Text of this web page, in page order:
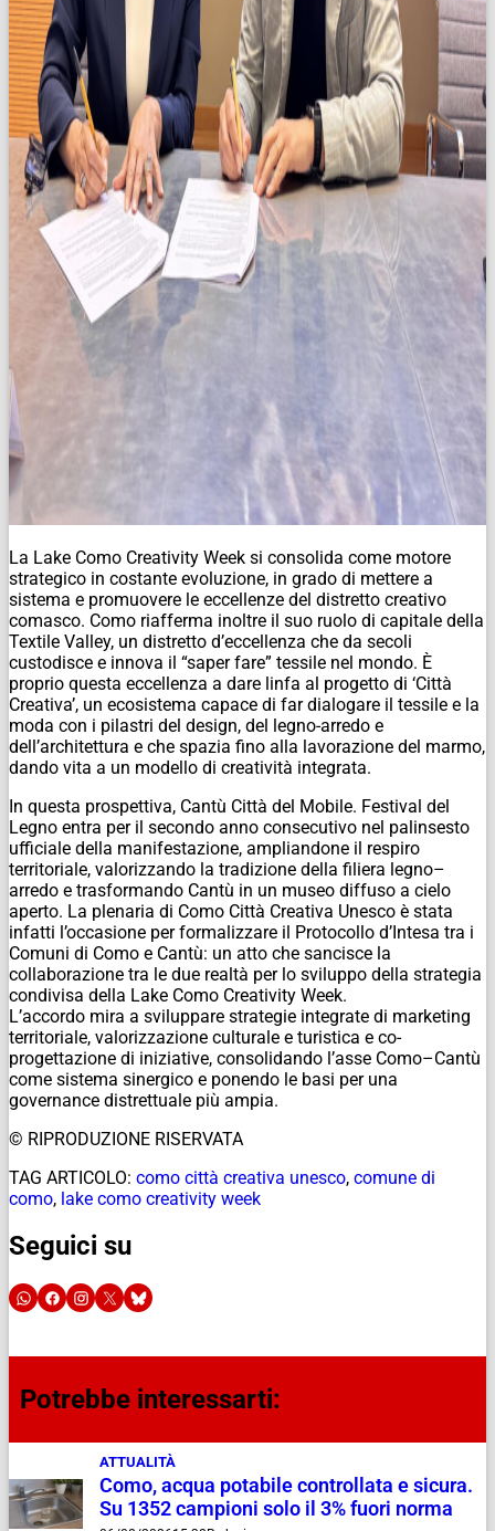
La Lake Como Creativity Week si consolida come motore
strategico in costante evoluzione, in grado di mettere a
sistema e promuovere le eccellenze del distretto creativo
comasco. Como riafferma inoltre il suo ruolo di capitale della
Textile Valley, un distretto d’eccellenza che da secoli
custodisce e innova il “saper fare” tessile nel mondo. È
proprio questa eccellenza a dare linfa al progetto di ‘Città
Creativa’, un ecosistema capace di far dialogare il tessile e la
moda con i pilastri del design, del legno-arredo e
dell’architettura e che spazia fino alla lavorazione del marmo,
dando vita a un modello di creatività integrata.
In questa prospettiva, Cantù Città del Mobile. Festival del
Legno entra per il secondo anno consecutivo nel palinsesto
ufficiale della manifestazione, ampliandone il respiro
territoriale, valorizzando la tradizione della filiera legno–
arredo e trasformando Cantù in un museo diffuso a cielo
aperto. La plenaria di Como Città Creativa Unesco è stata
infatti l’occasione per formalizzare il Protocollo d’Intesa tra i
Comuni di Como e Cantù: un atto che sancisce la
collaborazione tra le due realtà per lo sviluppo della strategia
condivisa della Lake Como Creativity Week.
L’accordo mira a sviluppare strategie integrate di marketing
territoriale, valorizzazione culturale e turistica e co-
progettazione di iniziative, consolidando l’asse Como–Cantù
come sistema sinergico e ponendo le basi per una
governance distrettuale più ampia.
© RIPRODUZIONE RISERVATA
TAG ARTICOLO: como città creativa unesco, comune di
como, lake como creativity week
Seguici su
Potrebbe interessarti:
ATTUALITÀ
Como, acqua potabile controllata e sicura.
Su 1352 campioni solo il 3% fuori norma